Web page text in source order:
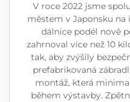
V roce 2022 jsme
městem v Japonsku na
dálnice podél nově
zahrnoval více než 10
tak, aby zvýšily
prefabrikovaná
montáž, která
během výstavby.